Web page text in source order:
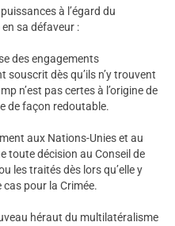
à l’égard du
sa défaveur :
des engagements
dès qu’ils n’y trouvent
n’est pas certes à l’origine de
de façon redoutable.
aux Nations-Unies et au
toute décision au Conseil de
les traités dès lors qu’elle y
pour la Crimée.
héraut du multilatéralisme